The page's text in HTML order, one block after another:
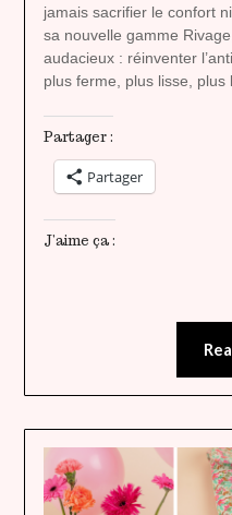
jamais sacrifier le confort
sa nouvelle gamme
audacieux : réinventer
plus ferme, plus lisse,
Partager :
Partager
J’aime ça :